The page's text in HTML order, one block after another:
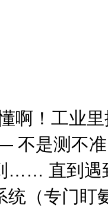
啊！工业
不是测不准
…… 直到遇
统（专门盯